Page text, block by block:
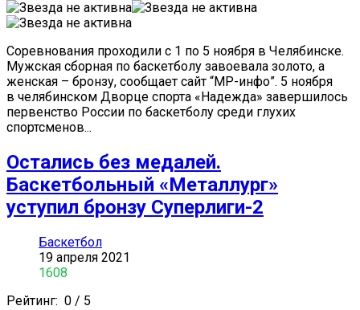
Соревнования проходили с 1 по 5 ноября в Челябинске.
Мужская сборная по баскетболу завоевала золото, а
женская – бронзу, сообщает сайт “МР-инфо”. 5 ноября
в челябинском Дворце спорта «Надежда» завершилось
первенство России по баскетболу среди глухих
спортсменов...
Остались без медалей.
Баскетбольный «Металлург»
уступил бронзу Суперлиги-2
Баскетбол
19 апреля 2021
1608
Рейтинг: 0 / 5